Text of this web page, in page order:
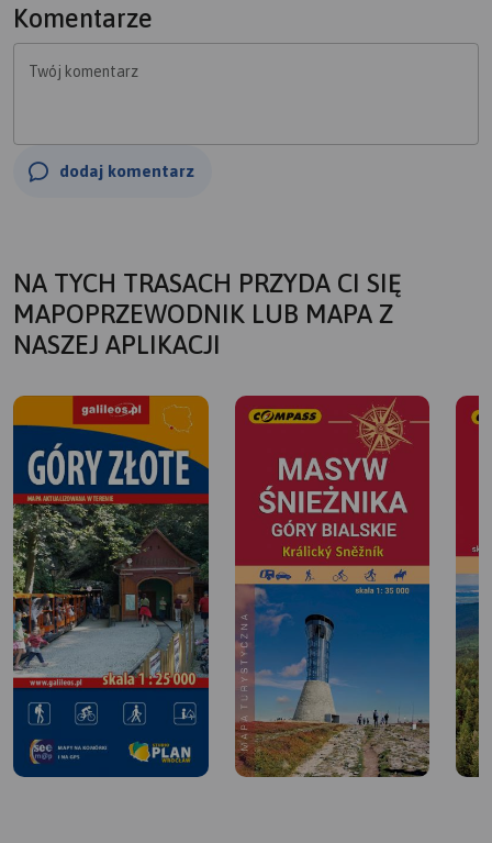
Komentarze
Twój komentarz
dodaj komentarz
NA TYCH TRASACH PRZYDA CI SIĘ
MAPOPRZEWODNIK LUB MAPA Z
NASZEJ APLIKACJI